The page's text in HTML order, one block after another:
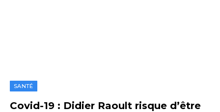
SANTÉ
Covid-19 : Didier Raoult risque d’être